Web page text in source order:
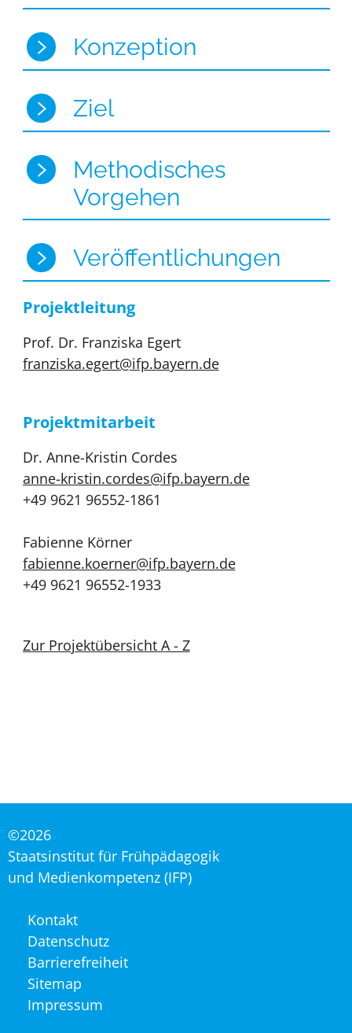
Konzeption
Ziel
Methodisches
Vorgehen
Veröffentlichungen
Projektleitung
Prof. Dr. Franziska Egert
franziska.egert@ifp.bayern.de
Projektmitarbeit
Dr. Anne-Kristin Cordes
anne-kristin.cordes@ifp.bayern.de
+49 9621 96552-1861
Fabienne Körner
fabienne.koerner@ifp.bayern.de
+49 9621 96552-1933
Zur Projektübersicht A - Z
©2026
Staatsinstitut für Frühpädagogik
und Medienkompetenz (IFP)
Navigation
überspringen
Kontakt
Datenschutz
Barrierefreiheit
Sitemap
Impressum